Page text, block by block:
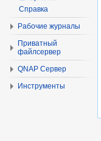
Справка
Рабочие журналы
Приватный
файлсервер
QNAP Сервер
Инструменты